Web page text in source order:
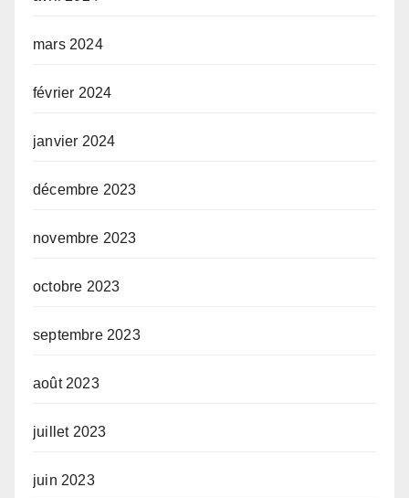
mars 2024
février 2024
janvier 2024
décembre 2023
novembre 2023
octobre 2023
septembre 2023
août 2023
juillet 2023
juin 2023